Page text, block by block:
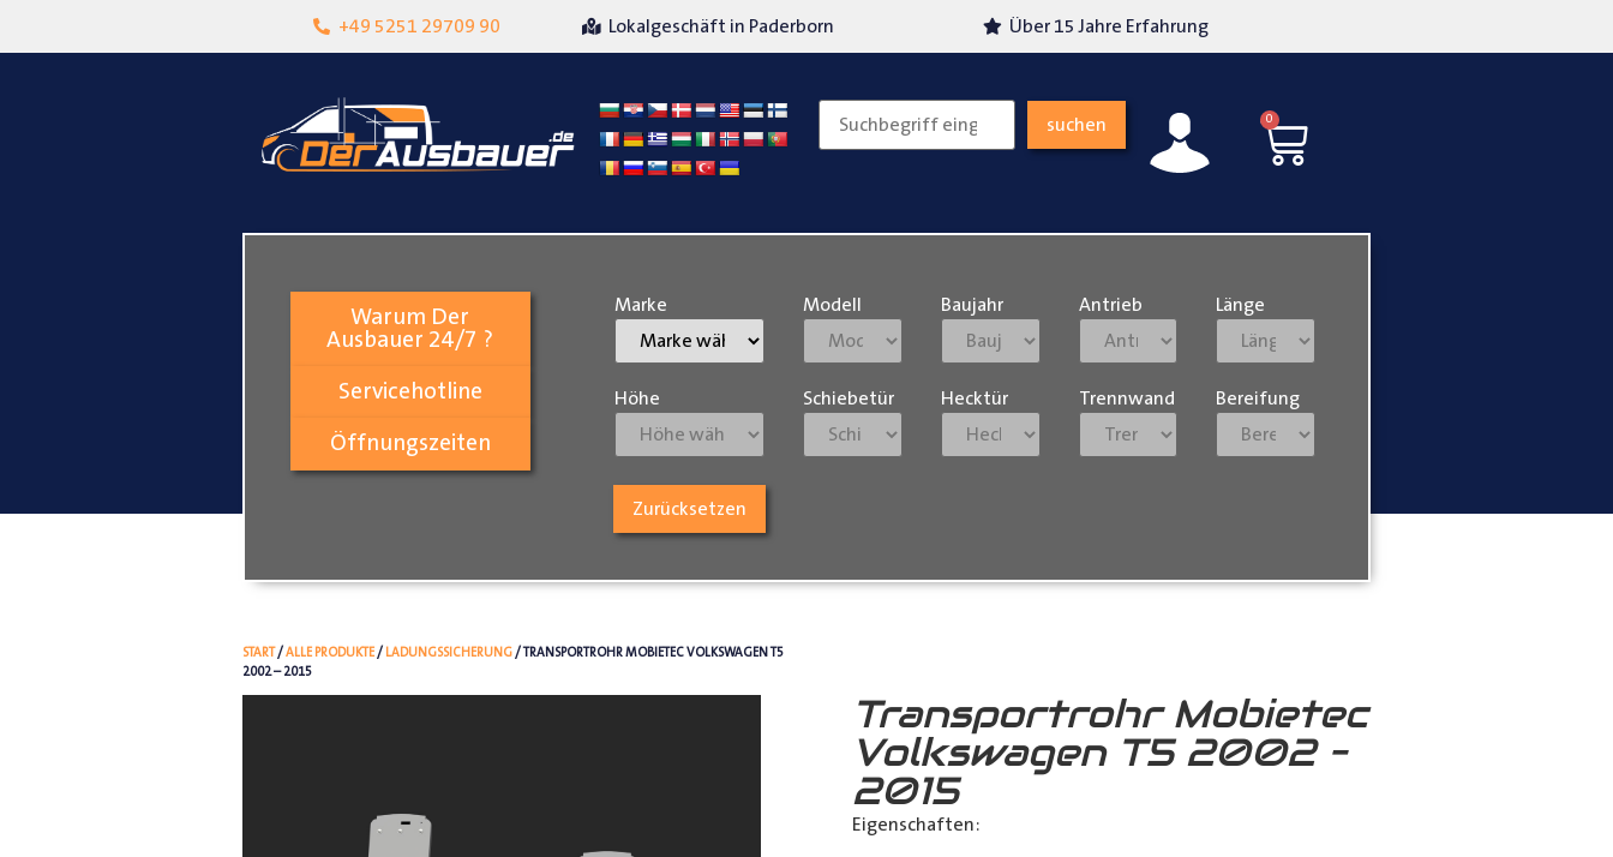
+49 5251 29709 90
Lokalgeschäft in Paderborn Über 15 Jahre Erfahrung Versandkosten transparent
suchen 0
Warum Der
Ausbauer 24/7 ?
Servicehotline
Öffnungszeiten
Marke Modell Baujahr Antrieb Länge
Höhe Schiebetür Hecktür Trennwand Bereifung
Zurücksetzen
START/ALLE PRODUKTE/ LADUNGSSICHERUNG/ TRANSPORTROHR MOBIETEC VOLKSWAGEN T5
2002 – 2015
Transportrohr Mobietec
Volkswagen T5 2002 –
2015
Eigenschaften: